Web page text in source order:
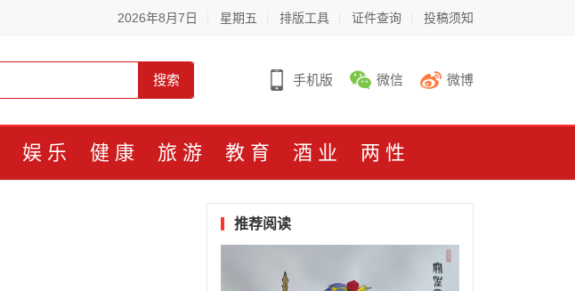
2026年8月7日 星期五 排版工具 证件查询 投稿须知
搜索 手机版 微信 微博
娱乐 健康 旅游 教育 酒业 两性
推荐阅读